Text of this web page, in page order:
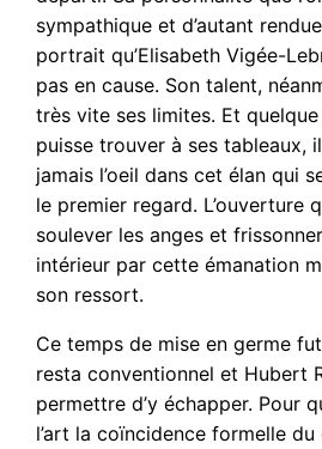
sympathique et d’autant
portrait qu’Elisabeth Vigée-
pas en cause. Son talent,
très vite ses limites. Et quelque
puisse trouver à ses tableaux,
jamais l’oeil dans cet élan qui
le premier regard. L’ouverture
soulever les anges et
intérieur par cette émanation
son ressort.
Ce temps de mise en germe
resta conventionnel et Hubert
permettre d’y échapper. Pour
l’art la coïncidence formelle